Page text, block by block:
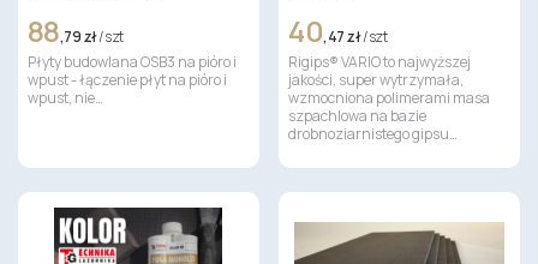
88,79 zł/ szt
Płyty budowlana OSB3 na pióro i
wpust - łączenie płyt na pióro i
wpust, nie…
40,47 zł/ szt
Rigips® VARIO to najwyższej
jakości, super wytrzymała,
wzmocniona polimerami masa
szpachlowa na bazie
drobnoziarnistego gipsu…